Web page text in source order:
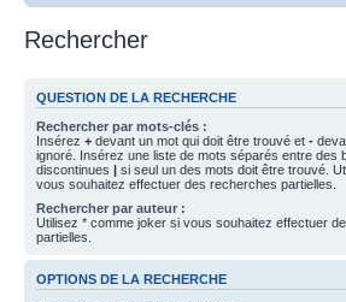
Rechercher
QUESTION DE LA RECHERCHE
Rechercher par mots-clés :
Insérez + devant un mot qui doit être trouvé et -
ignoré. Insérez une liste de mots séparés entre des
discontinues | si seul un des mots doit être trouvé.
vous souhaitez effectuer des recherches partielles.
Rechercher par auteur :
Utilisez * comme joker si vous souhaitez effectuer
partielles.
OPTIONS DE LA RECHERCHE